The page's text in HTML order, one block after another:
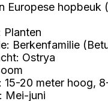
Europese hopbeuk
Berkenfamilie
Ostrya
15-20 meter hoog,
Mei-juni